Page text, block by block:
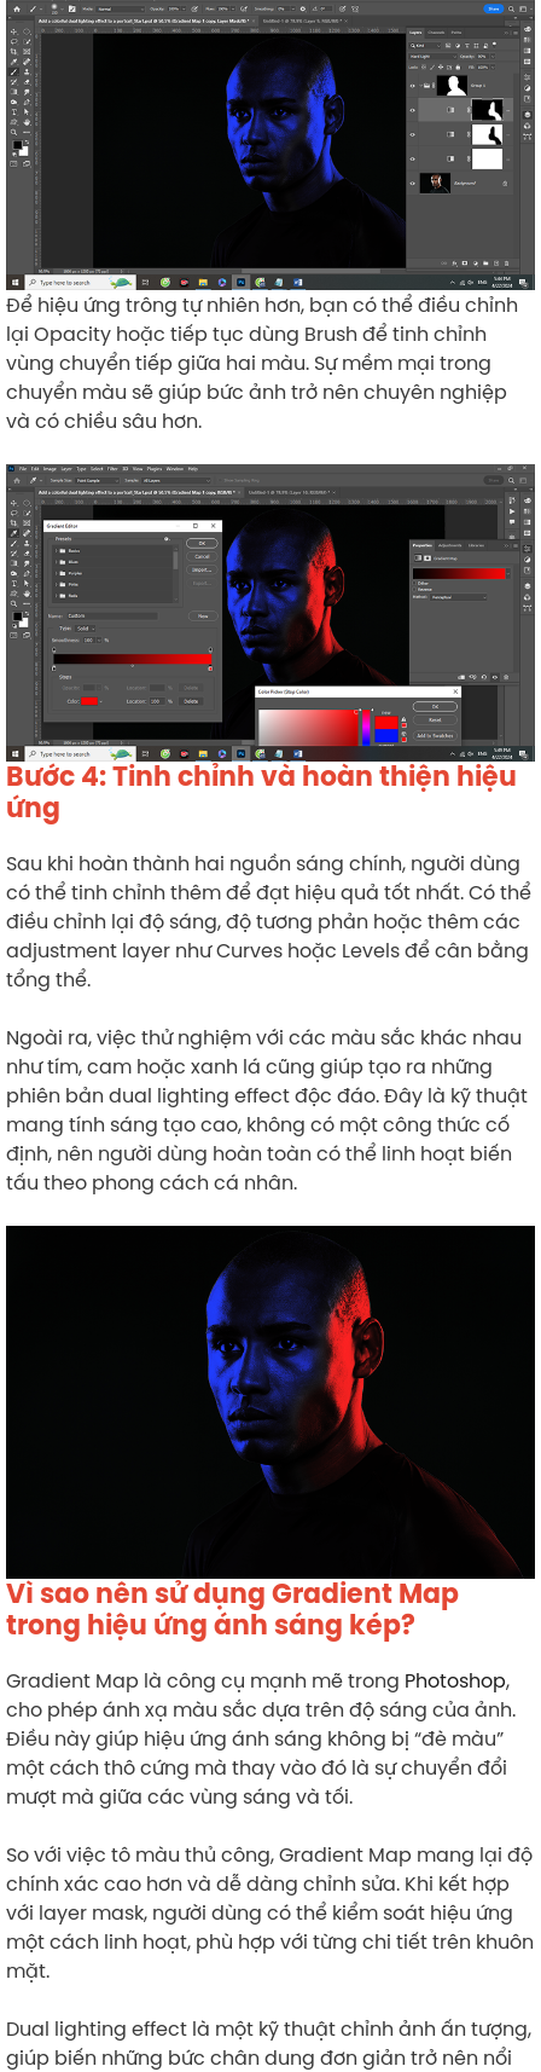
Để hiệu ứng trông tự nhiên hơn, bạn có thể điều chỉnh
lại Opacity hoặc tiếp tục dùng Brush để tinh chỉnh
vùng chuyển tiếp giữa hai màu. Sự mềm mại trong
chuyển màu sẽ giúp bức ảnh trở nên chuyên nghiệp
và có chiều sâu hơn.
Bước 4: Tinh chỉnh và hoàn thiện hiệu
ứng
Sau khi hoàn thành hai nguồn sáng chính, người dùng
có thể tinh chỉnh thêm để đạt hiệu quả tốt nhất. Có thể
điều chỉnh lại độ sáng, độ tương phản hoặc thêm các
adjustment layer như Curves hoặc Levels để cân bằng
tổng thể.
Ngoài ra, việc thử nghiệm với các màu sắc khác nhau
như tím, cam hoặc xanh lá cũng giúp tạo ra những
phiên bản dual lighting effect độc đáo. Đây là kỹ thuật
mang tính sáng tạo cao, không có một công thức cố
định, nên người dùng hoàn toàn có thể linh hoạt biến
tấu theo phong cách cá nhân.
Vì sao nên sử dụng Gradient Map
trong hiệu ứng ánh sáng kép?
Gradient Map là công cụ mạnh mẽ trong Photoshop,
cho phép ánh xạ màu sắc dựa trên độ sáng của ảnh.
Điều này giúp hiệu ứng ánh sáng không bị “đè màu”
một cách thô cứng mà thay vào đó là sự chuyển đổi
mượt mà giữa các vùng sáng và tối.
So với việc tô màu thủ công, Gradient Map mang lại độ
chính xác cao hơn và dễ dàng chỉnh sửa. Khi kết hợp
với layer mask, người dùng có thể kiểm soát hiệu ứng
một cách linh hoạt, phù hợp với từng chi tiết trên khuôn
mặt.
Dual lighting effect là một kỹ thuật chỉnh ảnh ấn tượng,
giúp biến những bức chân dung đơn giản trở nên nổi